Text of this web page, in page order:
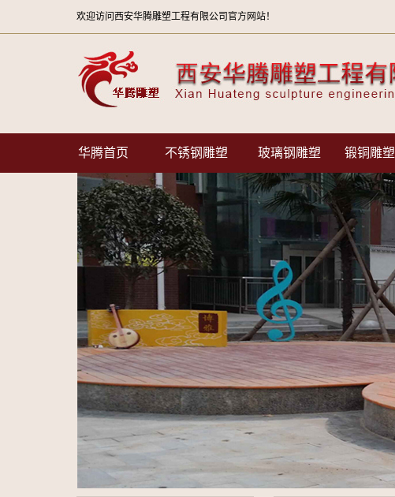
欢迎访问西安华腾雕塑工程有限公司官方网站！
华腾首页 不锈钢雕塑 玻璃钢雕塑 锻铜雕